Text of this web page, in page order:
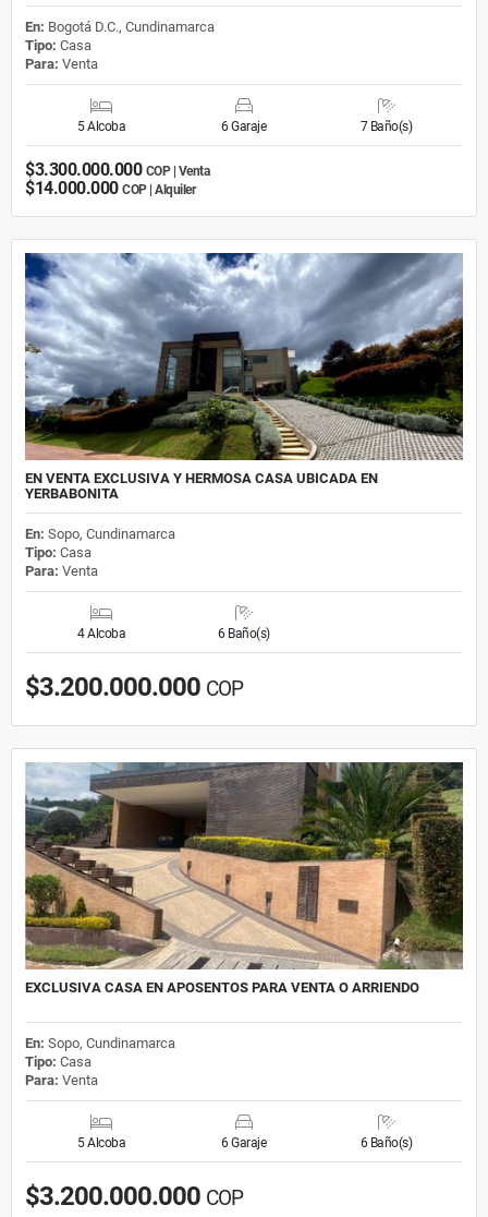
En: Bogotá D.C., Cundinamarca
Tipo: Casa
Para: Venta
5 Alcoba 6 Garaje 7 Baño(s)
$3.300.000.000 COP | Venta
$14.000.000 COP | Alquiler
EN VENTA EXCLUSIVA Y HERMOSA CASA UBICADA EN
YERBABONITA
En: Sopo, Cundinamarca
Tipo: Casa
Para: Venta
4 Alcoba 6 Baño(s)
$3.200.000.000 COP
EXCLUSIVA CASA EN APOSENTOS PARA VENTA O ARRIENDO
En: Sopo, Cundinamarca
Tipo: Casa
Para: Venta
5 Alcoba 6 Garaje 6 Baño(s)
$3.200.000.000 COP